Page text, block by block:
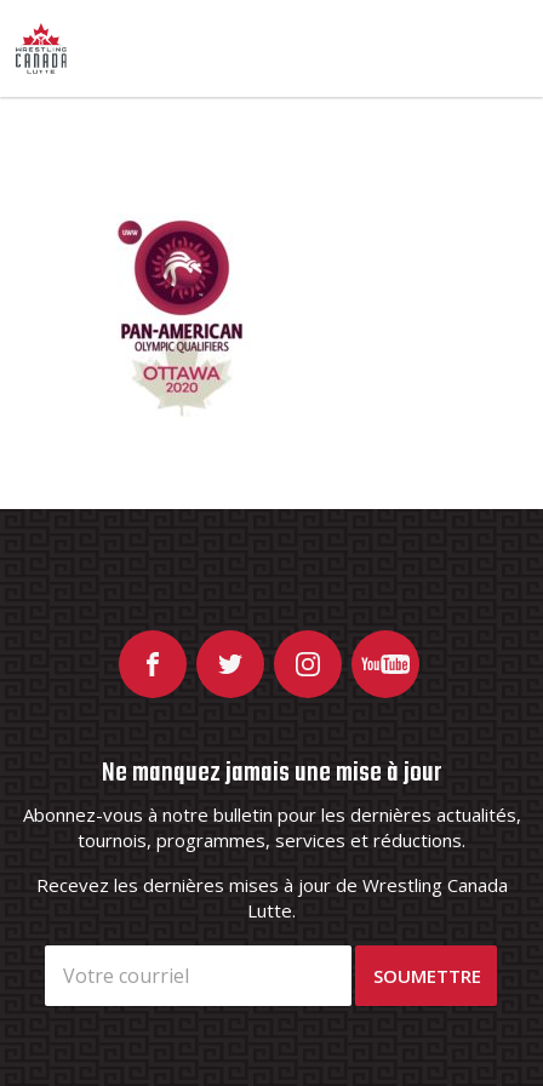
Ne manquez jamais une mise à jour
Abonnez-vous à notre bulletin pour les dernières actualités,
tournois, programmes, services et réductions.
Recevez les dernières mises à jour de Wrestling Canada
Lutte.